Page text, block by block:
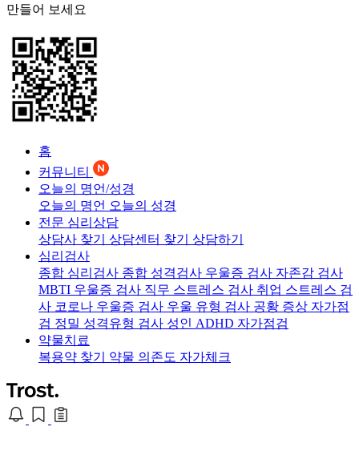
만들어 보세요
홈
커뮤니티
오늘의 명언/성경
오늘의 명언 오늘의 성경
전문 심리상담
상담사 찾기 상담센터 찾기 상담하기
심리검사
종합 심리검사 종합 성격검사 우울증 검사 자존감 검사
MBTI 우울증 검사 직무 스트레스 검사 취업 스트레스 검
사 코로나 우울증 검사 우울 유형 검사 공황 증상 자가점
검 정밀 성격유형 검사 성인 ADHD 자가점검
약물치료
복용약 찾기 약물 의존도 자가체크